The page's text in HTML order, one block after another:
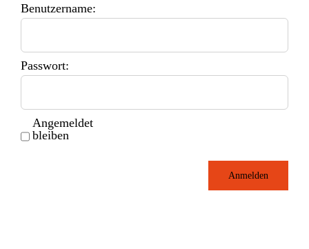
Benutzername:
Passwort:
Angemeldet
bleiben
Anmelden